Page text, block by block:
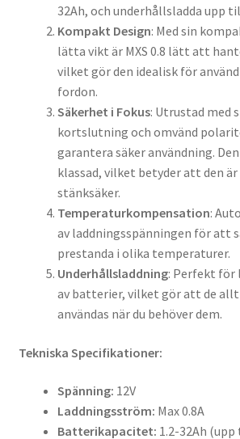
32Ah, och underhållsladda upp
Kompakt Design: Med sin
lätta vikt är MXS 0.8 lätt att
vilket gör den idealisk för
fordon.
Säkerhet i Fokus: Utrustad med
kortslutning och omvänd
garantera säker användning.
klassad, vilket betyder att den
stänksäker.
Temperaturkompensation:
av laddningsspänningen för att
prestanda i olika temperaturer.
Underhållsladdning: Perfekt för
av batterier, vilket gör att de
användas när du behöver dem.
Tekniska Specifikationer:
Spänning: 12V
Laddningsström: Max 0.8A
Batterikapacitet: 1.2-32Ah